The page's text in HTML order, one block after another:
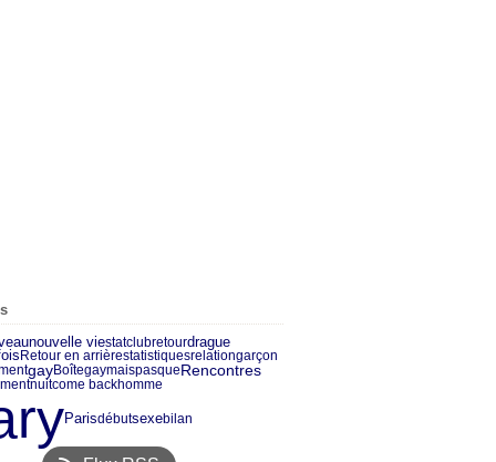
nouvelle viestatclubretourdrague
Retour en arrièrestatistiquesrelationgarçon
gayBoîtegaymaispasqueRencontres
nuitcome backhomme
Parisdébutsexebilan